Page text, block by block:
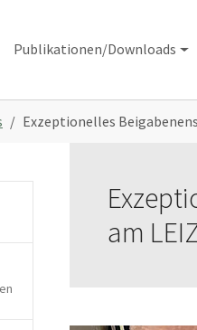
Publikationen/Downloads
Exzeptionelles
am